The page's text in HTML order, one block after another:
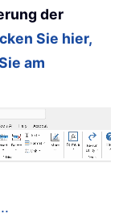
der
Sie hier,
am